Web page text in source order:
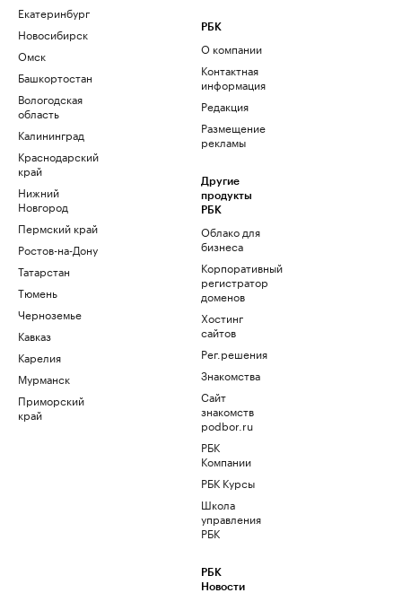
Екатеринбург
Новосибирск
Омск
Башкортостан
Вологодская
область
Калининград
Краснодарский
край
Нижний
Новгород
Пермский край
Ростов-на-Дону
Татарстан
Тюмень
Черноземье
Кавказ
Карелия
Мурманск
Приморский
край
РБК
О компании
Контактная
информация
Редакция
Размещение
рекламы
Другие
продукты
РБК
Облако для
бизнеса
Корпоративный
регистратор
доменов
Хостинг
сайтов
Рег.решения
Знакомства
Сайт
знакомств
podbor.ru
РБК
Компании
РБК Курсы
Школа
управления
РБК
РБК
Новости